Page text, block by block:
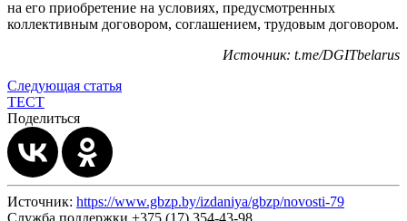
на его приобретение на условиях, предусмотренных
коллективным договором, соглашением, трудовым договором.
Источник: t.me/DGITbelarus
Следующая статья
ТЕСТ
Поделиться
Источник: https://www.gbzp.by/izdaniya/gbzp/novosti-79
Служба поддержки +375 (17) 354-43-98